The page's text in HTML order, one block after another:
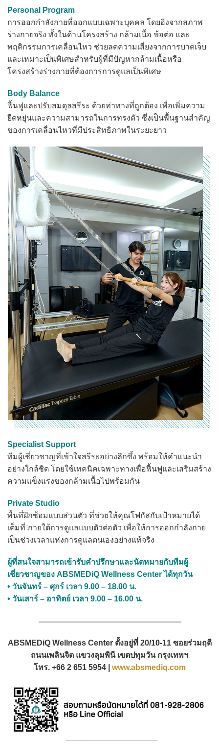
Personal Program
การออกกำลังกายที่ออกแบบเฉพาะบุคคล โดยอิงจากสภาพ
ร่างกายจริง ทั้งในด้านโครงสร้าง กล้ามเนื้อ ข้อต่อ และ
พฤติกรรมการเคลื่อนไหว ช่วยลดความเสี่ยงจากการบาดเจ็บ
และเหมาะเป็นพิเศษสำหรับผู้ที่มีปัญหากล้ามเนื้อหรือ
โครงสร้างร่างกายที่ต้องการการดูแลเป็นพิเศษ
Body Balance
ฟื้นฟูและปรับสมดุลสรีระ ด้วยท่าทางที่ถูกต้อง เพื่อเพิ่มความ
ยืดหยุ่นและความสามารถในการทรงตัว ซึ่งเป็นพื้นฐานสำคัญ
ของการเคลื่อนไหวที่มีประสิทธิภาพในระยะยาว
Specialist Support
ทีมผู้เชี่ยวชาญที่เข้าใจสรีระอย่างลึกซึ้ง พร้อมให้คำแนะนำ
อย่างใกล้ชิด โดยใช้เทคนิคเฉพาะทางเพื่อฟื้นฟูและเสริมสร้าง
ความแข็งแรงของกล้ามเนื้อไปพร้อมกัน
Private Studio
พื้นที่ฝึกซ้อมแบบส่วนตัว ที่ช่วยให้คุณโฟกัสกับเป้าหมายได้
เต็มที่ ภายใต้การดูแลแบบตัวต่อตัว เพื่อให้การออกกำลังกาย
เป็นช่วงเวลาแห่งการดูแลตนเองอย่างแท้จริง
ผู้ที่สนใจสามารถเข้ารับคำปรึกษาและนัดหมายกับทีมผู้
เชี่ยวชาญของ ABSMEDiQ Wellness Center ได้ทุกวัน
• วันจันทร์ – ศุกร์ เวลา 9.00 – 18.00 น.
• วันเสาร์ – อาทิตย์ เวลา 9.00 – 16.00 น.
ABSMEDiQ Wellness Center ตั้งอยู่ที่ 20/10-11 ซอยร่วมฤดี
ถนนเพลินจิต แขวงลุมพินี เขตปทุมวัน กรุงเทพฯ
โทร. +66 2 651 5954 | www.absmediq.com